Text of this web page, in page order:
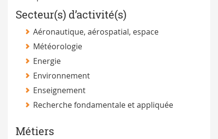
Secteur(s) d’activité(s)
Aéronautique, aérospatial, espace
Météorologie
Energie
Environnement
Enseignement
Recherche fondamentale et appliquée
Métiers